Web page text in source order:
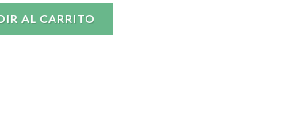
AÑADIR AL CARRITO